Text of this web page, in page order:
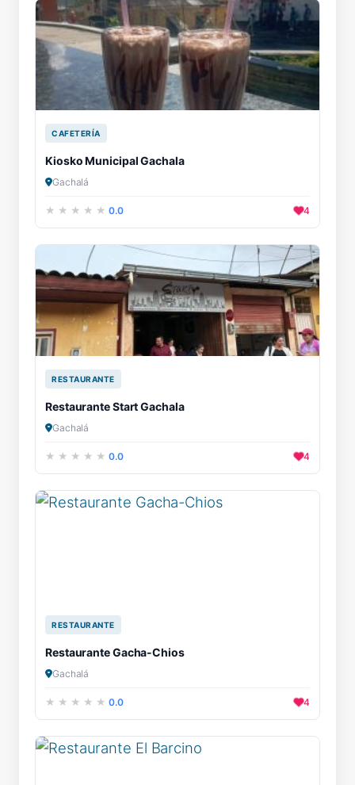
CAFETERÍA
Kiosko Municipal Gachala
Gachalá
0.0 4
RESTAURANTE
Restaurante Start Gachala
Gachalá
0.0 4
RESTAURANTE
Restaurante Gacha-Chios
Gachalá
0.0 4